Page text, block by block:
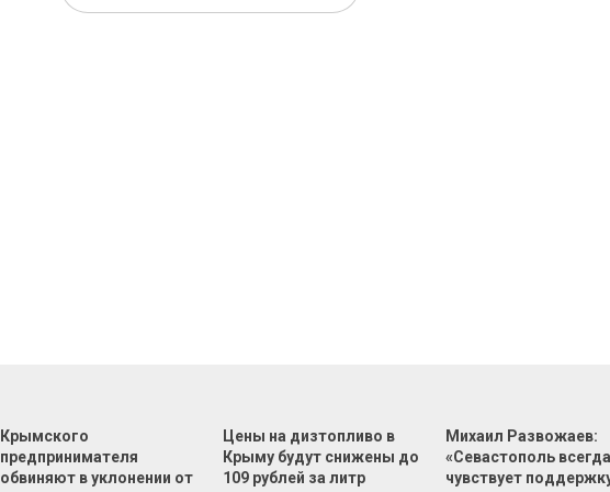
Крымского
предпринимателя
обвиняют в уклонении от
Цены на дизтопливо в
Крыму будут снижены до
109 рублей за литр
Михаил Развожаев:
«Севастополь
чувствует